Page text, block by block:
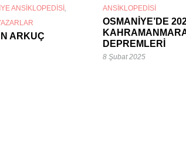
ANSIKLOPEDISI,
ARKUÇ
ANSIKLOPEDISI
OSMANİYE’DE
DEPREMLERİ
8 Şubat 2025